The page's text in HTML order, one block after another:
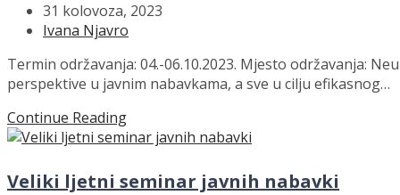
31 kolovoza, 2023
Ivana Njavro
Termin održavanja: 04.-06.10.2023. Mjesto održavanja:
perspektive u javnim nabavkama, a sve u cilju efikasnog…
Continue Reading
Veliki ljetni seminar javnih nabavki